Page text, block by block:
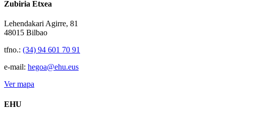
Zubiria Etxea
Lehendakari Agirre, 81
48015 Bilbao
tfno.: (34) 94 601 70 91
e-mail: hegoa@ehu.eus
Ver mapa
EHU